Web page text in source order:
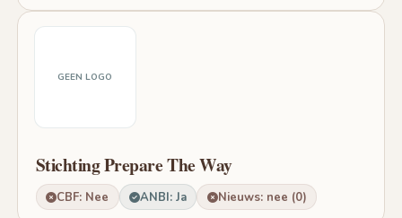
GEEN LOGO
Stichting Prepare The Way
CBF: Nee ANBI: Ja Nieuws: nee (0)